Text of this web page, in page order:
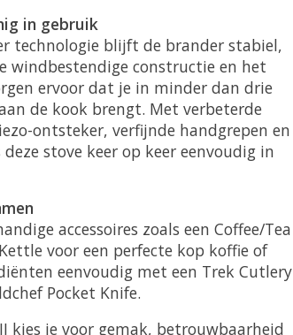
in gebruik
technologie blijft de brander stabiel,
windbestendige constructie en het
ervoor dat je in minder dan drie
de kook brengt. Met verbeterde
ontsteker, verfijnde handgrepen en
stove keer op keer eenvoudig in
accessoires zoals een Coffee/Tea
voor een perfecte kop koffie of
eenvoudig met een Trek Cutlery
Pocket Knife.
kies je voor gemak, betrouwbaarheid